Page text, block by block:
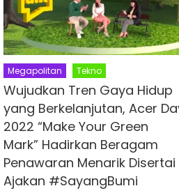
Megapolitan Tekno
Wujudkan Tren Gaya Hidup
yang Berkelanjutan, Acer
2022 “Make Your Green
Mark” Hadirkan Beragam
Penawaran Menarik Disertai
Ajakan #SayangBumi